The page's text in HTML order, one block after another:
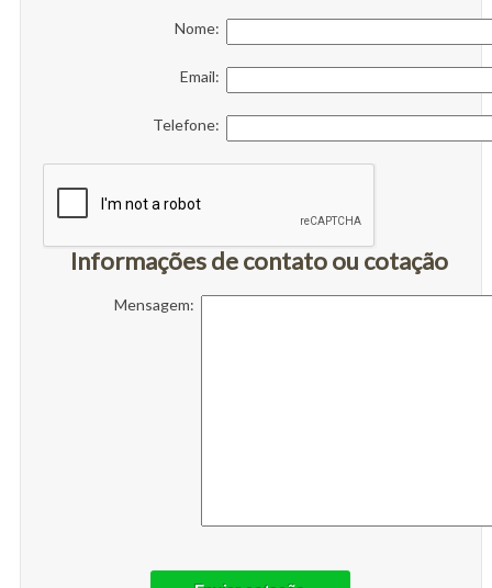
Nome:
Email:
Telefone:
Informações de contato ou cotação
Mensagem: